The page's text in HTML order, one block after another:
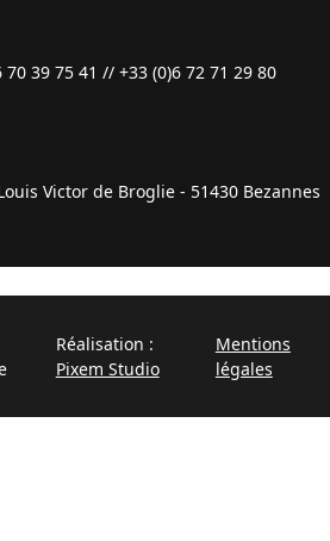
70 39 75 41 // +33 (0)6 72 71 29 80
Victor de Broglie - 51430 Bezannes
Réalisation :
Pixem Studio
Mentions
légales